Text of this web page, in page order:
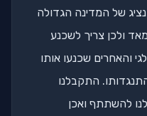
של המדינה הגדולה
ולכן צריך לשכנע
והאחרים שכנעו אותו
התקבלנו
הבאה -1979- יכולנו להשתתף ואכן